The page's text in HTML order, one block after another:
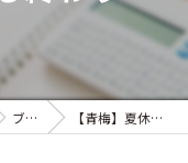
ブログ 【青梅】夏休みも終わり